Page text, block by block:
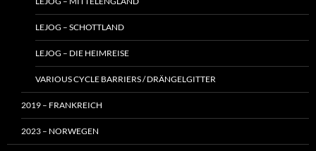
LEJOG – SCHOTTLAND
LEJOG – DIE HEIMREISE
VARIOUS CYCLE BARRIERS / DRÄNGELGITTER
2019 – FRANKREICH
2023 – NORWEGEN